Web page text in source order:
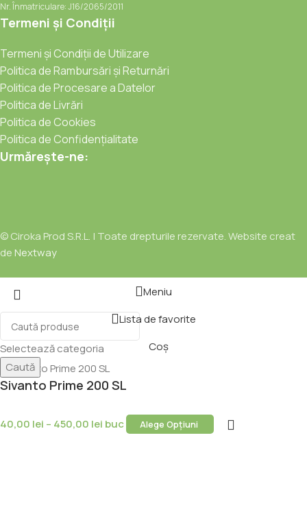
Nr. Înmatriculare: J16/2065/2011
Termeni și Condiții
Termeni și Condiții de Utilizare
Politica de Rambursări și Returnări
Politica de Procesare a Datelor
Politica de Livrări
Politica de Cookies
Politica de Confidențialitate
Urmărește-ne:
© Ciroka Prod S.R.L. | Toate drepturile rezervate. Website creat
de Nextway
Selectează categoria
Caută
Meniu
Lista de favorite
Coș
Sivanto Prime 200 SL
40,00 lei – 450,00 lei buc Alege Opțiuni